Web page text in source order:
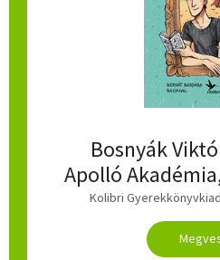
Bosnyák
Apolló
Kolibri